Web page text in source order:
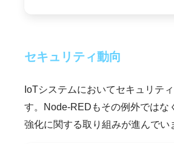
セキュリティ動向
IoTシステムにおいてセキュリテ
す。Node-REDもその例外ではな
強化に関する取り組みが進んでい